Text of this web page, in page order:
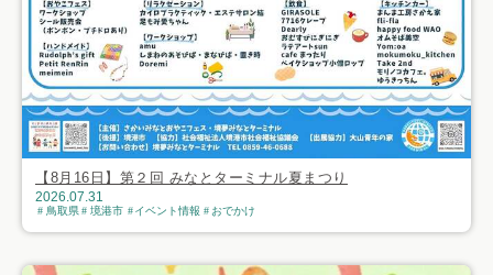
【8月16日】第２回 みなとターミナル夏まつり
2026.07.31
鳥取県 境港市 イベント情報 おでかけ